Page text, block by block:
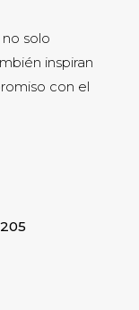
solo
inspiran
con el